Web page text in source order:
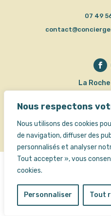
Nous respectons
Nous utilisons des cookies
de navigation, diffuser des
personnalisés et analyser
Tout accepter », vous
cookies.
Personnaliser Tout
07 49
La
Politiques de
ⓒ Owmel